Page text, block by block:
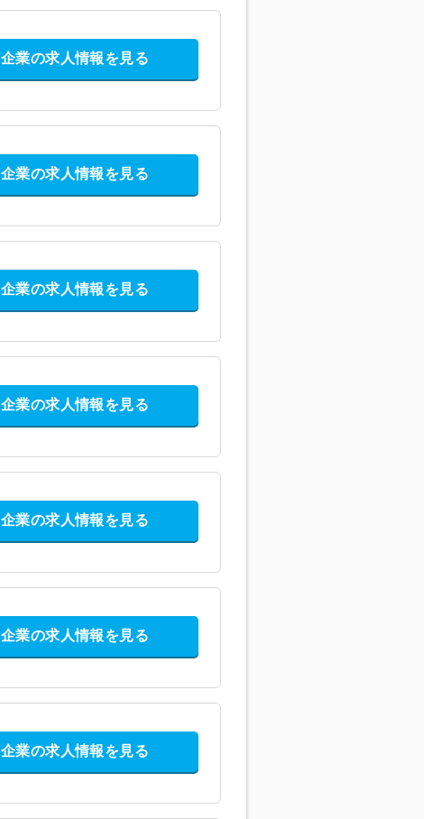
企業の求人情報を見る
企業の求人情報を見る
企業の求人情報を見る
企業の求人情報を見る
企業の求人情報を見る
企業の求人情報を見る
企業の求人情報を見る